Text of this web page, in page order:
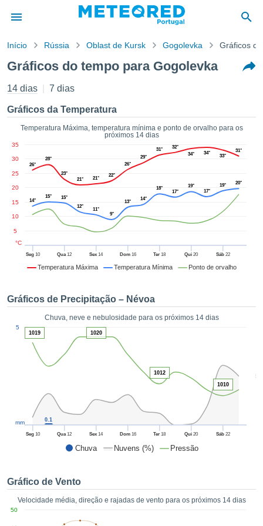
da
foi
por
para
que as
a este
das
e
forma
digital
fornecer-
de alta
a
o
no
como
ACEITAR
CONTINUAR
Início Rússia Oblast de Kursk Gogolevka Gráficos
Gráficos do tempo para Gogolevka
14 dias 7 dias
Gráficos da Temperatura
Temperatura Máxima, temperatura mínima e ponto de orvalho para os
próximos 14 dias
Temperatura Máxima Temperatura Mínima Ponto de orvalho
Seg10 Qua12 Sex 14 Dom16 Ter 18 Qui 20 Sáb22
5
10
15
20
25
30
35
°C
26°
28°
23°
21°
21°
22°
26°
29°
31°
32°
34°
34°
33°
31°
14°
15°
15°
12°
11°
9°
13°
14°
18°
17°
19°
17°
19° 20°
Gráficos de Precipitação – Névoa
Chuva, neve e nebulosidade para os próximos 14 dias
Chuva Nuvens (%) Pressão
50
Seg10 Qua12 Sex 14 Dom16 Ter 18 Qui 20 Sáb22
5
mm 0.1
1019 1020
1012
1010
Gráfico de Vento
Velocidade média, direção e rajadas de vento para os próximos 14 dias
50